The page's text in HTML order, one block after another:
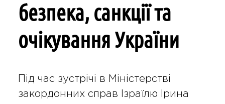
безпека, санкції та
очікування України
Під час зустрічі в Міністерстві
закордонних справ Ізраїлю Ірина